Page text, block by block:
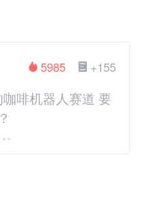
+155
5985
啡机器人赛道 要